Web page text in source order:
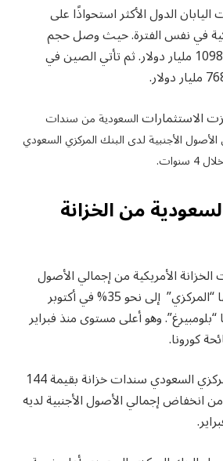
الدول الأكثر استحواذًا على
في نفس الفترة. حيث وصل حجم
استثماراتها إلى نحو 1098.8 مليار دولار. ثم تأتي الصين في
السعودية من سندات
الأصول الأجنبية لدى البنك المركزي السعودي
من الخزانة
الأمريكية من إجمالي الأصول
الأجنبية التي يحتفظ بها “المركزي” إلى نحو 35% في أكتوبر
وهو أعلى مستوى منذ فبراير
وأيضًا يمتلك البنك المركزي السعودي سندات خزانة بقيمة 144
من انخفاض إجمالي الأصول الأجنبية لديه